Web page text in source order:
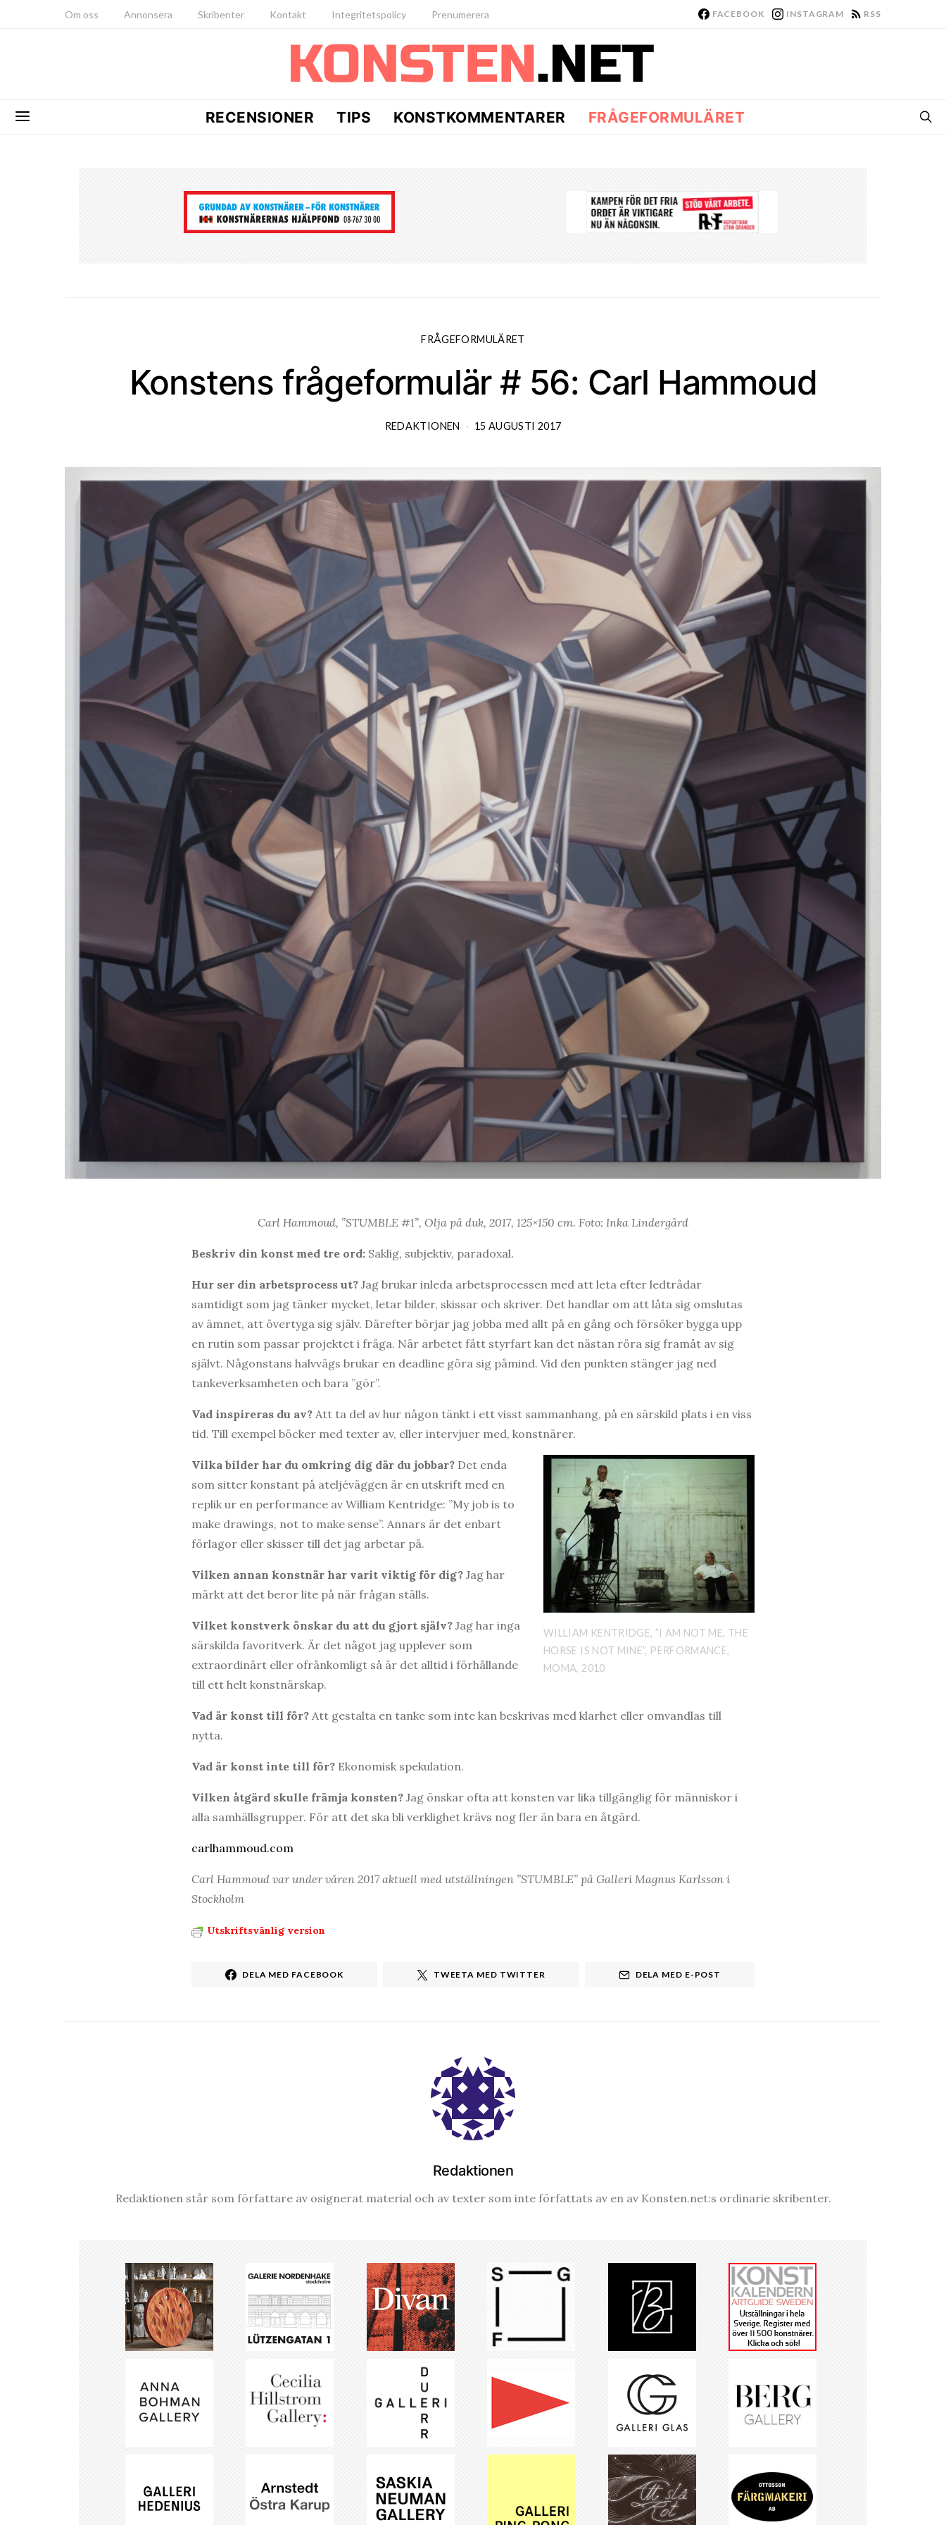
Om oss Annonsera Skribenter Kontakt Integritetspolicy Prenumerera FACEBOOK INSTAGRAM RSS
RECENSIONER TIPS KONSTKOMMENTARER FRÅGEFORMULÄRET
FRÅGEFORMULÄRET
Konstens frågeformulär # 56: Carl Hammoud
REDAKTIONEN 15 AUGUSTI 2017
Carl Hammoud, ”STUMBLE #1”, Olja på duk, 2017, 125×150 cm. Foto: Inka Lindergård
Beskriv din konst med tre ord: Saklig, subjektiv, paradoxal.
Hur ser din arbetsprocess ut? Jag brukar inleda arbetsprocessen med att leta efter ledtrådar
samtidigt som jag tänker mycket, letar bilder, skissar och skriver. Det handlar om att låta sig omslutas
av ämnet, att övertyga sig själv. Därefter börjar jag jobba med allt på en gång och försöker bygga upp
en rutin som passar projektet i fråga. När arbetet fått styrfart kan det nästan röra sig framåt av sig
självt. Någonstans halvvägs brukar en deadline göra sig påmind. Vid den punkten stänger jag ned
tankeverksamheten och bara ”gör”.
Vad inspireras du av? Att ta del av hur någon tänkt i ett visst sammanhang, på en särskild plats i en viss
tid. Till exempel böcker med texter av, eller intervjuer med, konstnärer.
WILLIAM KENTRIDGE, ”I AM NOT ME, THE
HORSE IS NOT MINE”, PERFORMANCE,
MOMA, 2010
Vilka bilder har du omkring dig där du jobbar? Det enda
som sitter konstant på ateljéväggen är en utskrift med en
replik ur en performance av William Kentridge: ”My job is to
make drawings, not to make sense”. Annars är det enbart
förlagor eller skisser till det jag arbetar på.
Vilken annan konstnär har varit viktig för dig? Jag har
märkt att det beror lite på när frågan ställs.
Vilket konstverk önskar du att du gjort själv? Jag har inga
särskilda favoritverk. Är det något jag upplever som
extraordinärt eller ofrånkomligt så är det alltid i förhållande
till ett helt konstnärskap.
Vad är konst till för? Att gestalta en tanke som inte kan beskrivas med klarhet eller omvandlas till
nytta.
Vad är konst inte till för? Ekonomisk spekulation.
Vilken åtgärd skulle främja konsten? Jag önskar ofta att konsten var lika tillgänglig för människor i
alla samhällsgrupper. För att det ska bli verklighet krävs nog fler än bara en åtgärd.
carlhammoud.com
Carl Hammoud var under våren 2017 aktuell med utställningen ”STUMBLE” på Galleri Magnus Karlsson i
Stockholm
Utskriftsvänlig version
DELA MED FACEBOOK TWEETA MED TWITTER DELA MED E-POST
Redaktionen
Redaktionen står som författare av osignerat material och av texter som inte författats av en av Konsten.net:s ordinarie skribenter.